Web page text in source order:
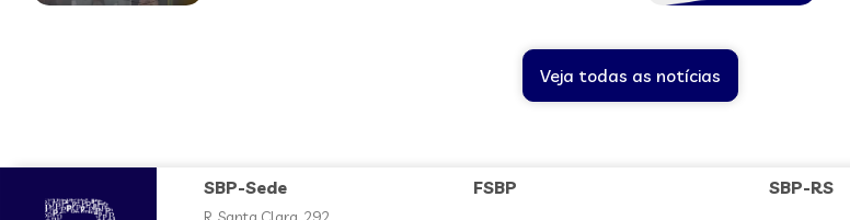
Veja todas as notícias
SBP-Sede FSBP SBP-RS